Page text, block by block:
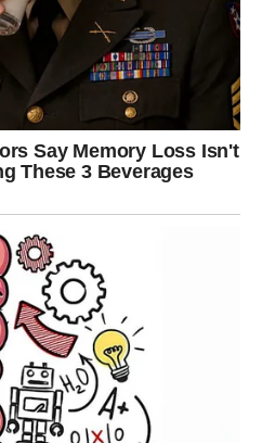
savršen brak. Dvojica mladih
su dom i porodicu sa troje
ljubav može da reši sve, ali kako
skladu s njegovim
greške koje nisu bile odmah
postale sve ozbiljnije i bolnije. U
životna partnerka, ali
ostali na drugom planu, dok su
štetu njihovoj vezi.
da se ništa loše neće desiti,
su njegovi postupci pogađali
na početku možda